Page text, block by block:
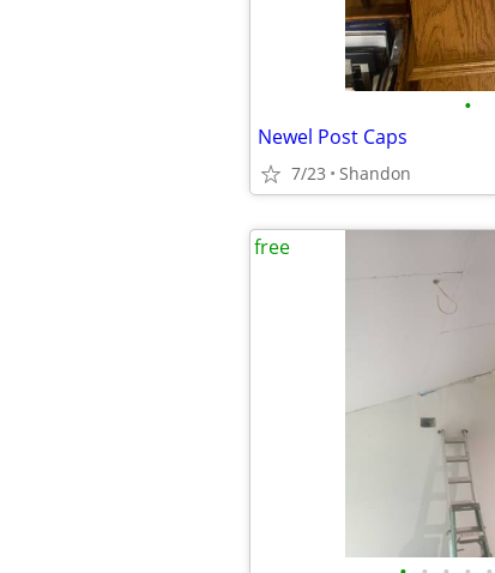
•
Newel Post Caps
7/23 Shandon
free